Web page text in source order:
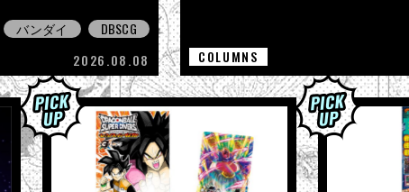
バンダイ
DBSCG
2026.08.08
COLUMNS